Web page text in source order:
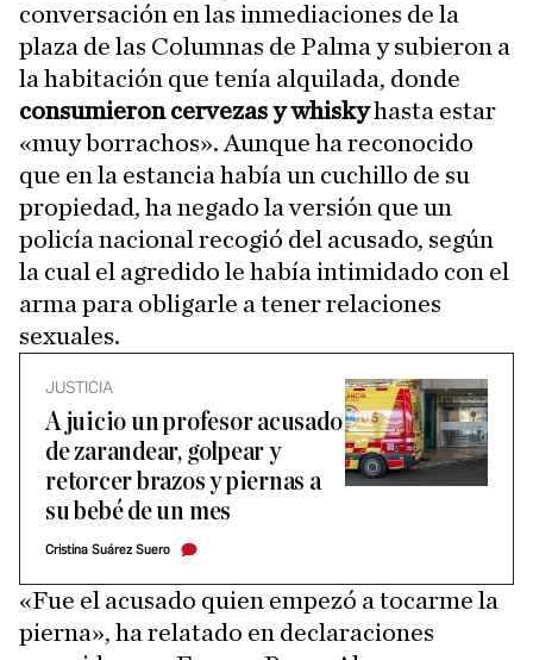
conversación en las inmediaciones de la
plaza de las Columnas de Palma y subieron a
la habitación que tenía alquilada, donde
consumieron cervezas y whiskyhasta estar
«muy borrachos». Aunque ha reconocido
que en la estancia había un cuchillo de su
propiedad, ha negado la versión que un
policía nacional recogió del acusado, según
la cual el agredido le había intimidado con el
arma para obligarle a tener relaciones
sexuales.
JUSTICIA
A juicio un profesor acusado
de zarandear, golpear y
retorcer brazos y piernas a
su bebé de un mes
Cristina Suárez Suero
«Fue el acusado quien empezó a tocarme la
pierna», ha relatado en declaraciones